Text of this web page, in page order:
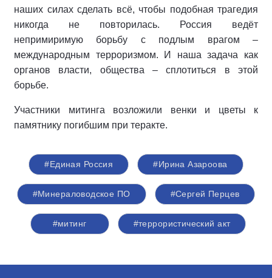
наших силах сделать всё, чтобы подобная трагедия
никогда не повторилась. Россия ведёт
непримиримую борьбу с подлым врагом –
международным терроризмом. И наша задача как
органов власти, общества – сплотиться в этой
борьбе.
Участники митинга возложили венки и цветы к
памятнику погибшим при теракте.
#Единая Россия #Ирина Азароова
#Минераловодское ПО #Сергей Перцев
#митинг #террористический акт